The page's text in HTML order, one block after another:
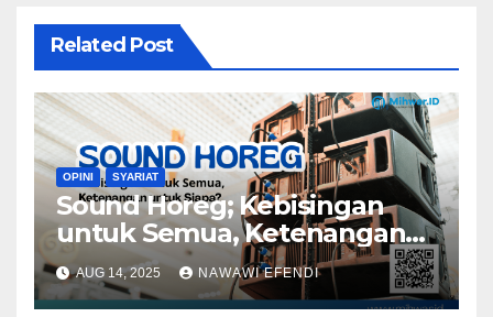
Related Post
OPINI SYARIAT
Sound Horeg; Kebisingan
untuk Semua, Ketenangan
untuk Siapa?
AUG 14, 2025 NAWAWI EFENDI